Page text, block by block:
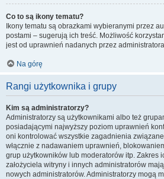
Co to są ikony tematu?
Ikony tematu są obrazkami wybieranymi przez
postami – sugerują ich treść. Możliwość
jest od uprawnień nadanych przez
Na górę
Rangi użytkownika i grupy
Kim są administratorzy?
Administratorzy są użytkownikami albo też
posiadającymi najwyższy poziom uprawnień
oni kontrolować wszystkie zagadnienia
włącznie z nadawaniem uprawnień,
grup użytkowników lub moderatorów itp. Zakres
założyciela witryny i innych administratorów
nowych administratorów. Administratorzy mogą